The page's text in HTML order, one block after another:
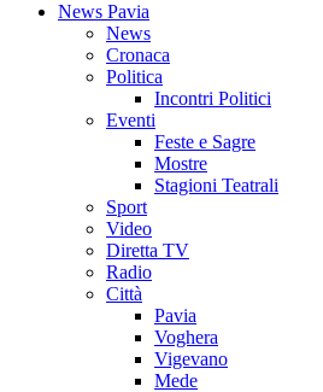
News Pavia
News
Cronaca
Politica
Incontri Politici
Eventi
Feste e Sagre
Mostre
Stagioni Teatrali
Sport
Video
Diretta TV
Radio
Città
Pavia
Voghera
Vigevano
Mede